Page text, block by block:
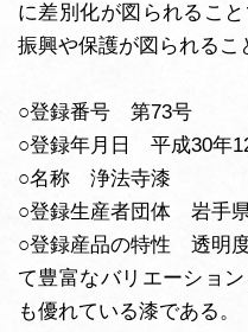
に差別化が図られるこ
振興や保護が図られるこ
○登録番号 第73号
○登録年月日 平成30年
○名称 浄法寺漆
○登録生産者団体 岩手
○登録産品の特性 透明
て豊富なバリエーショ
も優れている漆である。